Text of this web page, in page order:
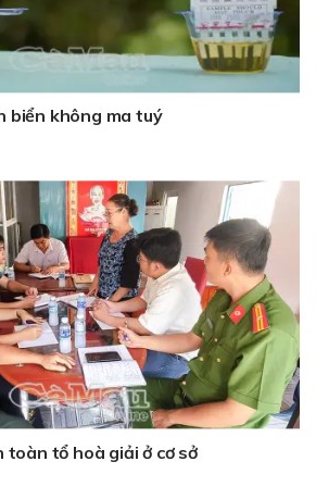
biển không ma tuý
toàn tổ hoà giải ở cơ sở